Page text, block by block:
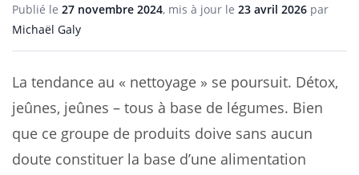
Publié le 27 novembre 2024, mis à jour le 23 avril 2026 par
Michaël Galy
La tendance au « nettoyage » se poursuit. Détox,
jeûnes, jeûnes – tous à base de légumes. Bien
que ce groupe de produits doive sans aucun
doute constituer la base d’une alimentation